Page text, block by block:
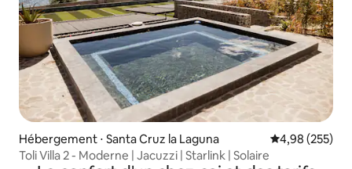
Hébergement ⋅ Santa Cruz la Laguna Évaluation
4,98 (255)
Toli Villa 2 - Moderne | Jacuzzi | Starlink | Solaire